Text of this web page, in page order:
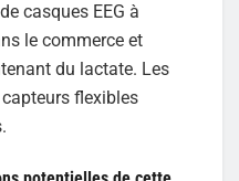
casques EEG à
le commerce et
du lactate. Les
flexibles